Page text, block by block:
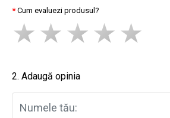
Cum evaluezi produsul?
2. Adaugă opinia